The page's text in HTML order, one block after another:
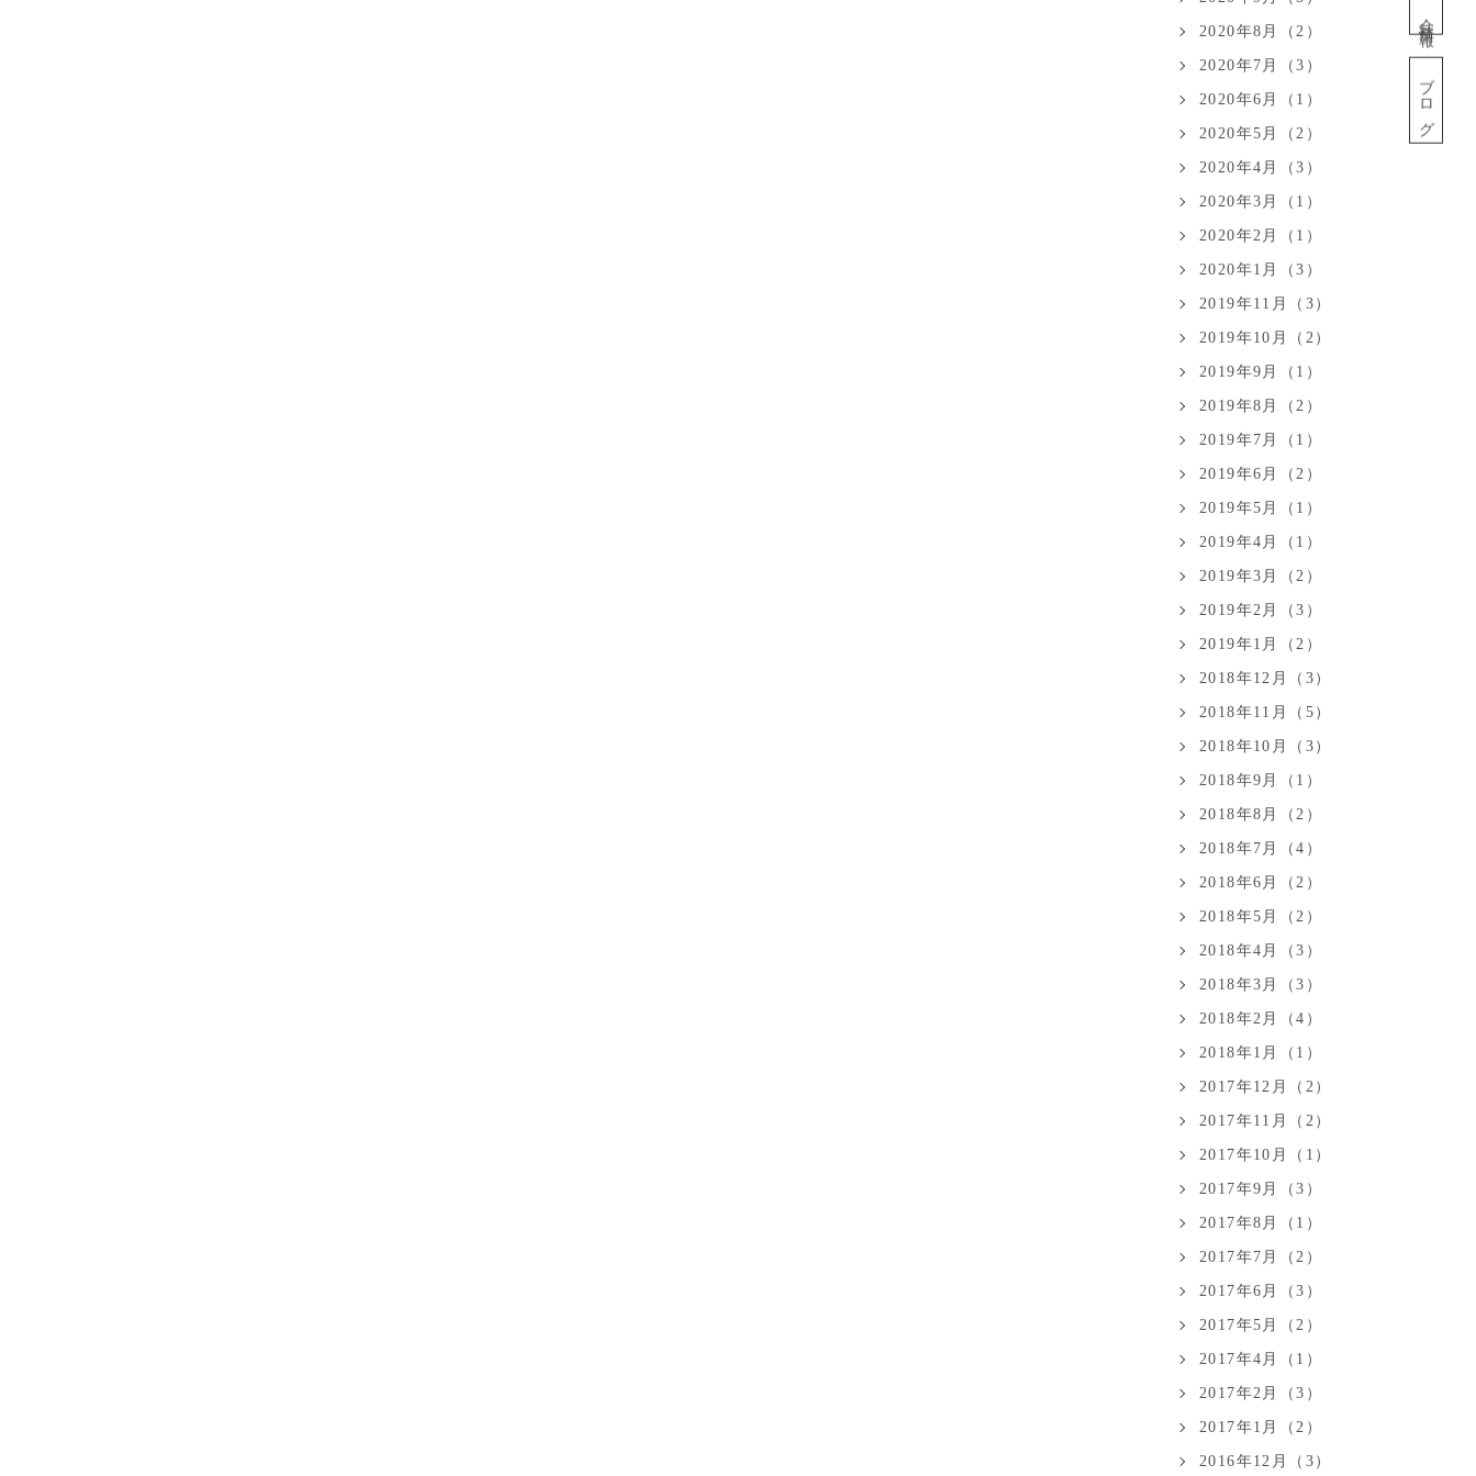
会社情報
ブログ
2020年8月（2）
2020年7月（3）
2020年6月（1）
2020年5月（2）
2020年4月（3）
2020年3月（1）
2020年2月（1）
2020年1月（3）
2019年11月（3）
2019年10月（2）
2019年9月（1）
2019年8月（2）
2019年7月（1）
2019年6月（2）
2019年5月（1）
2019年4月（1）
2019年3月（2）
2019年2月（3）
2019年1月（2）
2018年12月（3）
2018年11月（5）
2018年10月（3）
2018年9月（1）
2018年8月（2）
2018年7月（4）
2018年6月（2）
2018年5月（2）
2018年4月（3）
2018年3月（3）
2018年2月（4）
2018年1月（1）
2017年12月（2）
2017年11月（2）
2017年10月（1）
2017年9月（3）
2017年8月（1）
2017年7月（2）
2017年6月（3）
2017年5月（2）
2017年4月（1）
2017年2月（3）
2017年1月（2）
2016年12月（3）